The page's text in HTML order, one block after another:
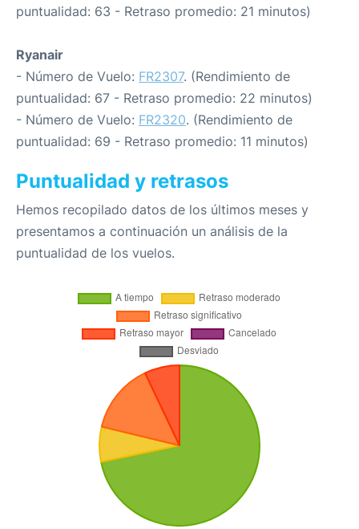
puntualidad: 63 - Retraso promedio: 21 minutos)
Ryanair
- Número de Vuelo: FR2307. (Rendimiento de
puntualidad: 67 - Retraso promedio: 22 minutos)
- Número de Vuelo: FR2320. (Rendimiento de
puntualidad: 69 - Retraso promedio: 11 minutos)
Puntualidad y retrasos
Hemos recopilado datos de los últimos meses y
presentamos a continuación un análisis de la
puntualidad de los vuelos.